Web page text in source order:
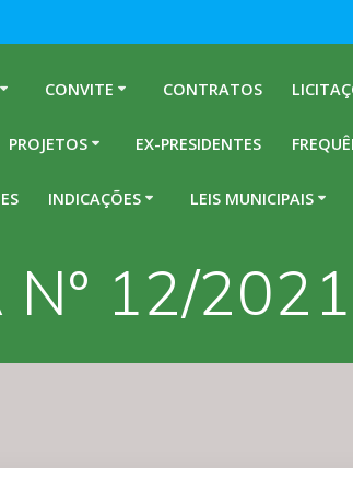
CONVITE CONTRATOS
PROJETOS EX-PRESIDENTES
INDICAÇÕES LEIS MUNICIPAIS
Nº 12/2021